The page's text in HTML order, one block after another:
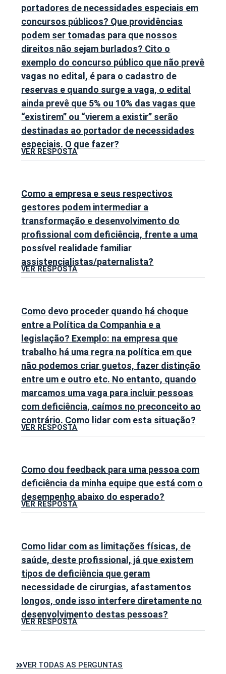
portadores de necessidades especiais em
concursos públicos? Que providências
podem ser tomadas para que nossos
direitos não sejam burlados? Cito o
exemplo do concurso público que não prevê
vagas no edital, é para o cadastro de
reservas e quando surge a vaga, o edital
ainda prevê que 5% ou 10% das vagas que
“existirem” ou “vierem a existir” serão
destinadas ao portador de necessidades
especiais. O que fazer?
VER RESPOSTA
Como a empresa e seus respectivos
gestores podem intermediar a
transformação e desenvolvimento do
profissional com deficiência, frente a uma
possível realidade familiar
assistencialistas/paternalista?
VER RESPOSTA
Como devo proceder quando há choque
entre a Política da Companhia e a
legislação? Exemplo: na empresa que
trabalho há uma regra na política em que
não podemos criar guetos, fazer distinção
entre um e outro etc. No entanto, quando
marcamos uma vaga para incluir pessoas
com deficiência, caímos no preconceito ao
contrário. Como lidar com esta situação?
VER RESPOSTA
Como dou feedback para uma pessoa com
deficiência da minha equipe que está com o
desempenho abaixo do esperado?
VER RESPOSTA
Como lidar com as limitações físicas, de
saúde, deste profissional, já que existem
tipos de deficiência que geram
necessidade de cirurgias, afastamentos
longos, onde isso interfere diretamente no
desenvolvimento destas pessoas?
VER RESPOSTA
VER TODAS AS PERGUNTAS